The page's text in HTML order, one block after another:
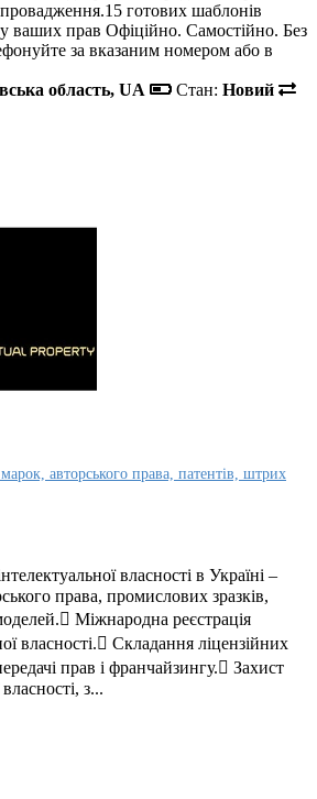
готових шаблонів
ваших прав Офіційно. Самостійно. Без
за вказаним номером або в
область, UA Стан: Новий
авторського права, патентів, штрих
власності в Україні –
права, промислових зразків,
Міжнародна реєстрація
власності. Складання ліцензійних
прав і франчайзингу. Захист
з...